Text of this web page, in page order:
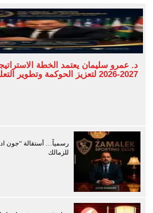
2026-2027 لتعزيز الحوكمة وتطوير التعليم الرياضي
رسمياً… أستقالة “جون
للزمالك